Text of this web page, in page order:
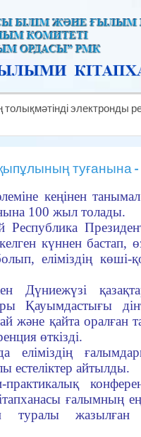
электронды
туғанына -
кеңінен
100 жыл толады.
Республика
күннен
еліміздің
Дүниежүзі
Қауымдастығы
және қайта оралған
өткізді.
еліміздің
естеліктер айтылды.
ғалымның
туралы жазылған